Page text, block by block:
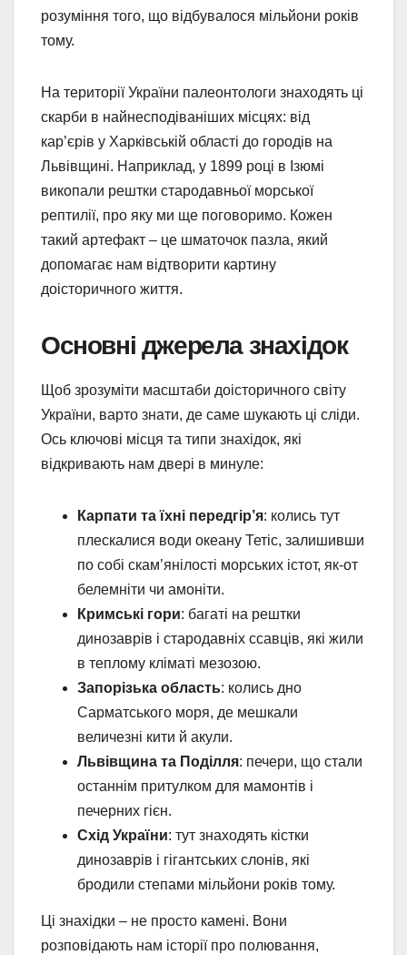
розуміння того, що відбувалося мільйони років
тому.
На території України палеонтологи знаходять ці
скарби в найнесподіваніших місцях: від
кар’єрів у Харківській області до городів на
Львівщині. Наприклад, у 1899 році в Ізюмі
викопали рештки стародавньої морської
рептилії, про яку ми ще поговоримо. Кожен
такий артефакт – це шматочок пазла, який
допомагає нам відтворити картину
доісторичного життя.
Основні джерела знахідок
Щоб зрозуміти масштаби доісторичного світу
України, варто знати, де саме шукають ці сліди.
Ось ключові місця та типи знахідок, які
відкривають нам двері в минуле:
Карпати та їхні передгір’я: колись тут
плескалися води океану Тетіс, залишивши
по собі скам’янілості морських істот, як-от
белемніти чи амоніти.
Кримські гори: багаті на рештки
динозаврів і стародавніх ссавців, які жили
в теплому кліматі мезозою.
Запорізька область: колись дно
Сарматського моря, де мешкали
величезні кити й акули.
Львівщина та Поділля: печери, що стали
останнім притулком для мамонтів і
печерних гієн.
Схід України: тут знаходять кістки
динозаврів і гігантських слонів, які
бродили степами мільйони років тому.
Ці знахідки – не просто камені. Вони
розповідають нам історії про полювання,